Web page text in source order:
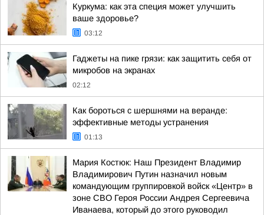
Куркума: как эта специя может улучшить
ваше здоровье?
03:12
Гаджеты на пике грязи: как защитить себя от
микробов на экранах
02:12
Как бороться с шершнями на веранде:
эффективные методы устранения
01:13
Мария Костюк: Наш Президент Владимир
Владимирович Путин назначил новым
командующим группировкой войск «Центр» в
зоне СВО Героя России Андрея Сергеевича
Иванаева, который до этого руководил